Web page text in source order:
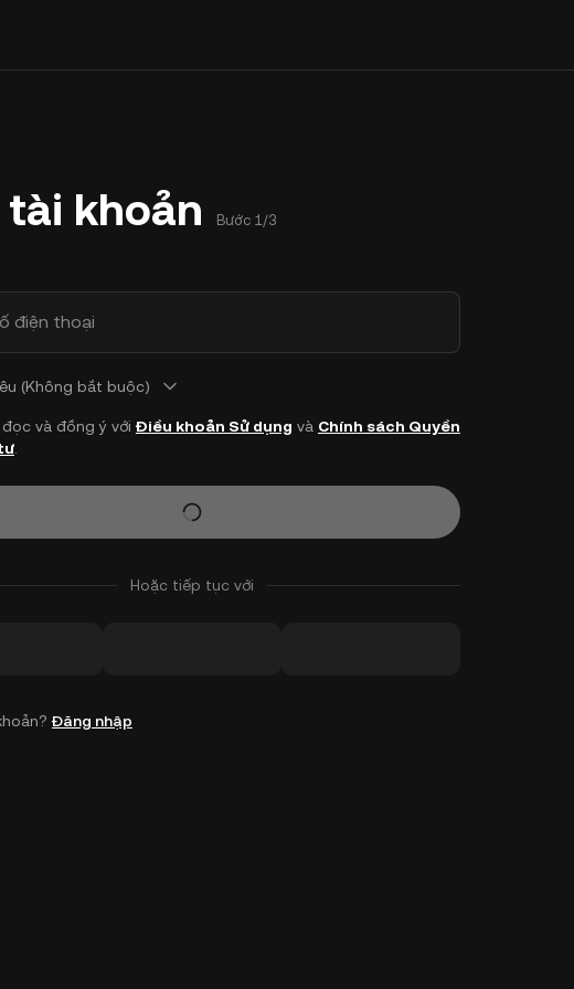
tài khoản Bước 1/3
điện thoại
(Không bắt buộc)
và đồng ý với Điều khoản Sử dụng và Chính sách Quyền
.
Hoặc tiếp tục với
Đăng nhập